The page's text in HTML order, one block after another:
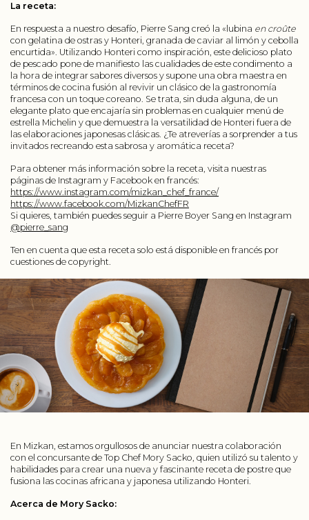
La receta:
En respuesta a nuestro desafío, Pierre Sang creó la «lubina en croûte
con gelatina de ostras y Honteri, granada de caviar al limón y cebolla
encurtida». Utilizando Honteri como inspiración, este delicioso plato
de pescado pone de manifiesto las cualidades de este condimento a
la hora de integrar sabores diversos y supone una obra maestra en
términos de cocina fusión al revivir un clásico de la gastronomía
francesa con un toque coreano. Se trata, sin duda alguna, de un
elegante plato que encajaría sin problemas en cualquier menú de
estrella Michelin y que demuestra la versatilidad de Honteri fuera de
las elaboraciones japonesas clásicas. ¿Te atreverías a sorprender a tus
invitados recreando esta sabrosa y aromática receta?
Para obtener más información sobre la receta, visita nuestras
páginas de Instagram y Facebook en francés:
https://www.instagram.com/mizkan_chef_france/
https://www.facebook.com/MizkanChefFR
Si quieres, también puedes seguir a Pierre Boyer Sang en Instagram
@pierre_sang
Ten en cuenta que esta receta solo está disponible en francés por
cuestiones de copyright.
En Mizkan, estamos orgullosos de anunciar nuestra colaboración
con el concursante de Top Chef Mory Sacko, quien utilizó su talento y
habilidades para crear una nueva y fascinante receta de postre que
fusiona las cocinas africana y japonesa utilizando Honteri.
Acerca de Mory Sacko: